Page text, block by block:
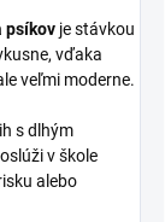
psíkov je stávkou
vďaka
veľmi moderne.
s dlhým
v škole
alebo